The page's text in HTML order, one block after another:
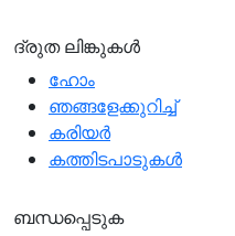
ദ്രുത ലിങ്കുകൾ
ഹോം
ഞങ്ങളേക്കുറിച്ച്
കരിയർ
കത്തിടപാടുകൾ
ബന്ധപ്പെടുക